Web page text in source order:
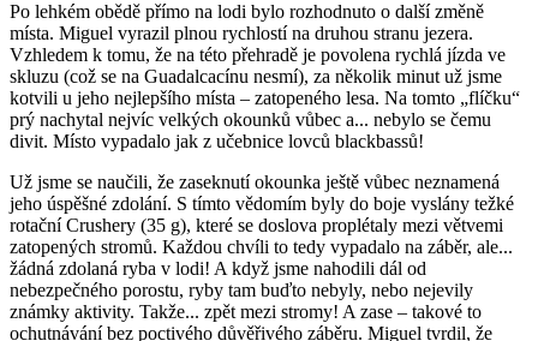
Po lehkém obědě přímo na lodi bylo rozhodnuto o další změně
místa. Miguel vyrazil plnou rychlostí na druhou stranu jezera.
Vzhledem k tomu, že na této přehradě je povolena rychlá jízda ve
skluzu (což se na Guadalcacínu nesmí), za několik minut už jsme
kotvili u jeho nejlepšího místa – zatopeného lesa. Na tomto „flíčku“
prý nachytal nejvíc velkých okounků vůbec a... nebylo se čemu
divit. Místo vypadalo jak z učebnice lovců blackbassů!
Už jsme se naučili, že zaseknutí okounka ještě vůbec neznamená
jeho úspěšné zdolání. S tímto vědomím byly do boje vyslány težké
rotační Crushery (35 g), které se doslova proplétaly mezi větvemi
zatopených stromů. Každou chvíli to tedy vypadalo na záběr, ale...
žádná zdolaná ryba v lodi! A když jsme nahodili dál od
nebezpečného porostu, ryby tam buďto nebyly, nebo nejevily
známky aktivity. Takže... zpět mezi stromy! A zase – takové to
ochutnávání bez poctivého důvěřivého záběru. Miguel tvrdil, že